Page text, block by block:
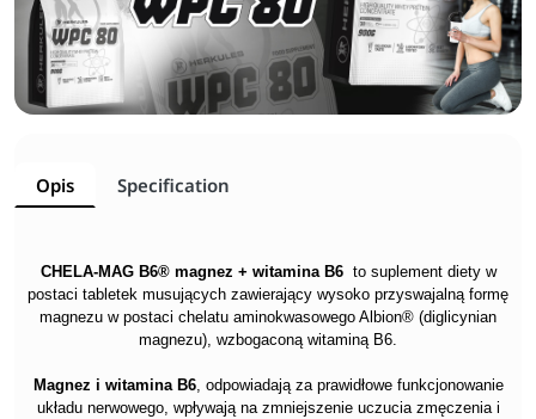
Opis Specification
CHELA-MAG B6® magnez + witamina B6to suplement diety w
postaci tabletek musujących zawierający wysoko przyswajalną formę
magnezu w postaci chelatu aminokwasowego Albion® (diglicynian
magnezu), wzbogaconą witaminą B6.
Magnez i witamina B6, odpowiadają za prawidłowe funkcjonowanie
układu nerwowego, wpływają na zmniejszenie uczucia zmęczenia i